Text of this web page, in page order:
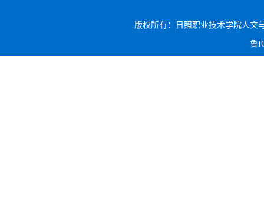
版权所有：日照职业技术学院人文
鲁